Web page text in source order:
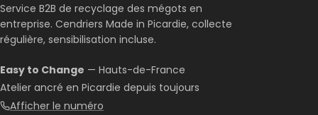
Service B2B de recyclage des mégots en
entreprise. Cendriers Made in Picardie, collecte
régulière, sensibilisation incluse.
Easy to Change — Hauts-de-France
Atelier ancré en Picardie depuis toujours
Afficher le numéro